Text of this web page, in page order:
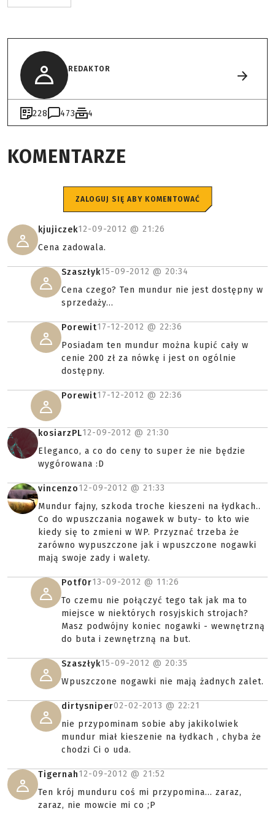
REDAKTOR
228 473 4
KOMENTARZE
ZALOGUJ SIĘ ABY KOMENTOWAĆ
kjujiczek12-09-2012 @ 21:26
Cena zadowala.
Szaszłyk15-09-2012 @ 20:34
Cena czego? Ten mundur nie jest dostępny w
sprzedaży...
Porewit17-12-2012 @ 22:36
Posiadam ten mundur można kupić cały w
cenie 200 zł za nówkę i jest on ogólnie
dostępny.
Porewit17-12-2012 @ 22:36
kosiarzPL12-09-2012 @ 21:30
Eleganco, a co do ceny to super że nie będzie
wygórowana :D
vincenzo12-09-2012 @ 21:33
Mundur fajny, szkoda troche kieszeni na łydkach..
Co do wpuszczania nogawek w buty- to kto wie
kiedy się to zmieni w WP. Przyznać trzeba że
zarówno wypuszczone jak i wpuszczone nogawki
mają swoje zady i walety.
Potf0r13-09-2012 @ 11:26
To czemu nie połączyć tego tak jak ma to
miejsce w niektórych rosyjskich strojach?
Masz podwójny koniec nogawki - wewnętrzną
do buta i zewnętrzną na but.
Szaszłyk15-09-2012 @ 20:35
Wpuszczone nogawki nie mają żadnych zalet.
dirtysniper02-02-2013 @ 22:21
nie przypominam sobie aby jakikolwiek
mundur miał kieszenie na łydkach , chyba że
chodzi Ci o uda.
Tigernah12-09-2012 @ 21:52
Ten krój munduru coś mi przypomina... zaraz,
zaraz, nie mowcie mi co ;P